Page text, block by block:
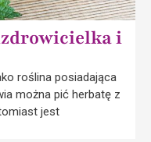
i
roślina posiadająca
można pić herbatę z
jest